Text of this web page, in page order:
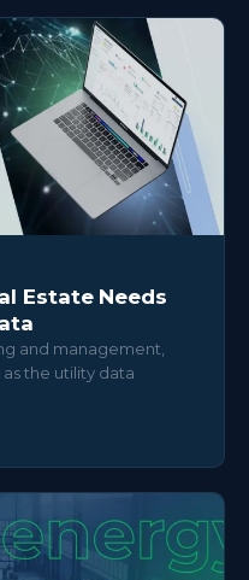
Estate Needs
and management,
the utility data